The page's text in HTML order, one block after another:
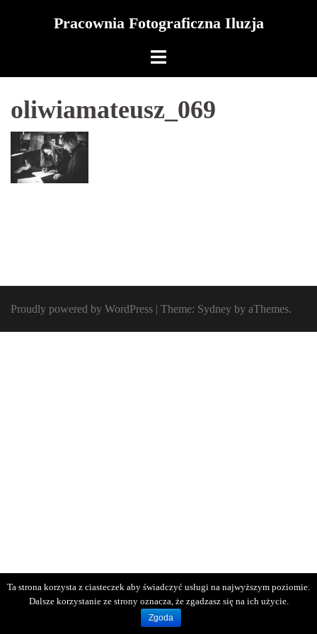
Pracownia Fotograficzna Iluzja
oliwiamateusz_069
Proudly powered by WordPress | Theme: Sydney by aThemes.
Ta strona korzysta z ciasteczek aby świadczyć usługi na najwyższym poziomie.
Dalsze korzystanie ze strony oznacza, że zgadzasz się na ich użycie.
Zgoda